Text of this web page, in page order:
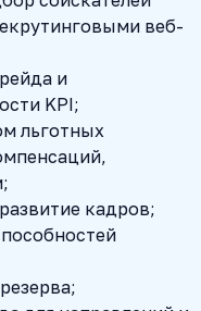
веб-
и
KPI;
льготных
кадров;